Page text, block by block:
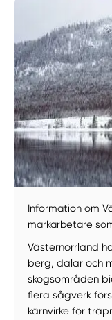
Information om
markarbetare
Västernorrland
berg, dalar och
skogsområden
flera sågverk
kärnvirke för